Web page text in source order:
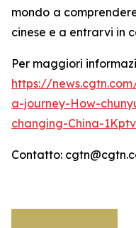
mondo a
cinese e a entrarvi in
Per maggiori
https://
a-journey-How-
changing-China-
Contatto: